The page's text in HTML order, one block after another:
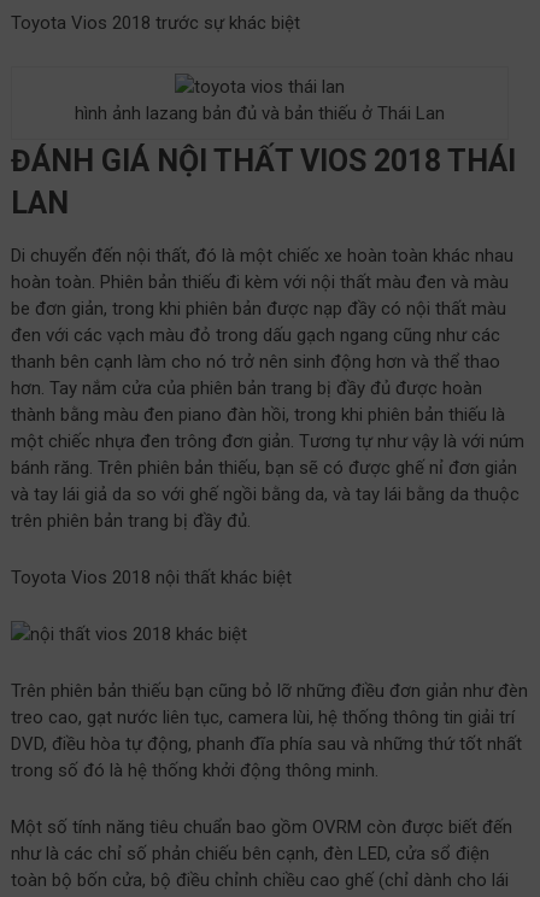
Toyota Vios 2018 trước sự khác biệt
hình ảnh lazang bản đủ và bản thiếu ở Thái Lan
ĐÁNH GIÁ NỘI THẤT VIOS 2018 THÁI
LAN
Di chuyển đến nội thất, đó là một chiếc xe hoàn toàn khác nhau
hoàn toàn. Phiên bản thiếu đi kèm với nội thất màu đen và màu
be đơn giản, trong khi phiên bản được nạp đầy có nội thất màu
đen với các vạch màu đỏ trong dấu gạch ngang cũng như các
thanh bên cạnh làm cho nó trở nên sinh động hơn và thể thao
hơn. Tay nắm cửa của phiên bản trang bị đầy đủ được hoàn
thành bằng màu đen piano đàn hồi, trong khi phiên bản thiếu là
một chiếc nhựa đen trông đơn giản. Tương tự như vậy là với núm
bánh răng. Trên phiên bản thiếu, bạn sẽ có được ghế nỉ đơn giản
và tay lái giả da so với ghế ngồi bằng da, và tay lái bằng da thuộc
trên phiên bản trang bị đầy đủ.
Toyota Vios 2018 nội thất khác biệt
Trên phiên bản thiếu bạn cũng bỏ lỡ những điều đơn giản như đèn
treo cao, gạt nước liên tục, camera lùi, hệ thống thông tin giải trí
DVD, điều hòa tự động, phanh đĩa phía sau và những thứ tốt nhất
trong số đó là hệ thống khởi động thông minh.
Một số tính năng tiêu chuẩn bao gồm OVRM còn được biết đến
như là các chỉ số phản chiếu bên cạnh, đèn LED, cửa sổ điện
toàn bộ bốn cửa, bộ điều chỉnh chiều cao ghế (chỉ dành cho lái